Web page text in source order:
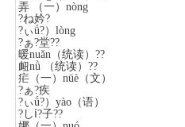
弄 （一）nòng
?ね妗?
?ぃǘ?）lòng
?ぁ?堂??
暖nuǎn（统读）??
衄nǜ （统读）??
疟（一）nüè（文）
?ぁ?疾
?ぃǘ?）yào（语）
?しⅰ?子??